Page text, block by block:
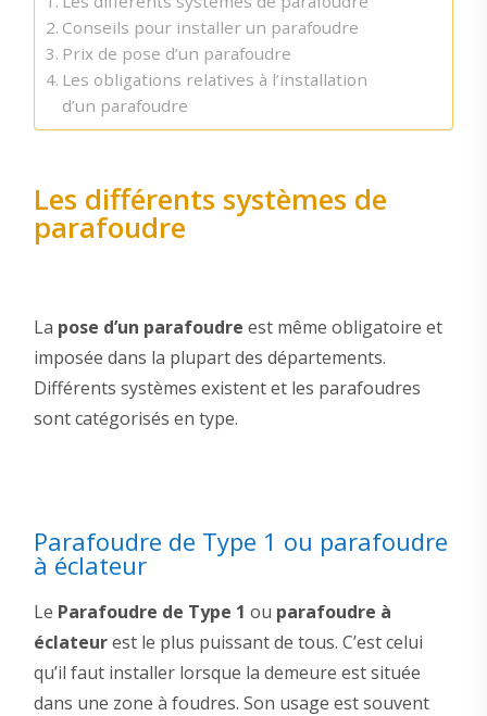
Conseils pour installer un parafoudre
Prix de pose d’un parafoudre
Les obligations relatives à l’installation
d’un parafoudre
Les différents systèmes de
parafoudre
La pose d’un parafoudre est même obligatoire et
imposée dans la plupart des départements.
Différents systèmes existent et les parafoudres
sont catégorisés en type.
Parafoudre de Type 1 ou parafoudre
à éclateur
Le Parafoudre de Type 1 ou parafoudre à
éclateurest le plus puissant de tous. C’est celui
qu’il faut installer lorsque la demeure est située
dans une zone à foudres. Son usage est souvent